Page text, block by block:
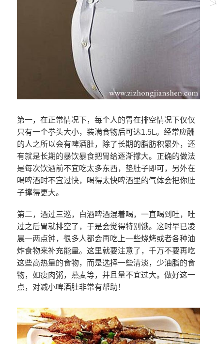
第一，在正常情况下，每个人的胃在排空情况下仅仅
只有一个拳头大小，装满食物后可达1.5L。经常应酬
的人之所以会有啤酒肚，除了长期的脂肪积累外，还
有就是长期的暴饮暴食把胃给逐渐撑大。正确的做法
是每次饮酒前不宜吃太多东西，垫肚子即可，另外在
喝啤酒时不宜过快，喝得太快啤酒里的气体会把你肚
子撑得更大。
第二，酒过三巡，白酒啤酒混着喝，一直喝到吐，吐
过之后胃就排空了，于是会觉得特别饿。这时早已凌
晨一两点钟，很多人都会再吃上一些烧烤或者各种油
炸食物来补充能量。这里就要注意了，千万不要再吃
这些高热量的食物，而是选择一些清淡，少油脂的食
物，如瘦肉粥，燕麦等，并且量不宜过大。做好这一
点，对减小啤酒肚非常有帮助！